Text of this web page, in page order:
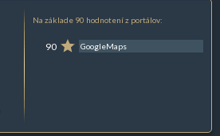
Na základe 90 hodnotení z portálov:
90 GoogleMaps